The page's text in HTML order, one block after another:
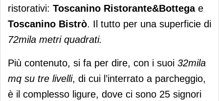
ristorativi: Toscanino Ristorante&Bottega e
Toscanino Bistrò. Il tutto per una superficie di
72mila metri quadrati.
Più contenuto, si fa per dire, con i suoi 32mila
mq su tre livelli, di cui l’interrato a parcheggio,
è il complesso ligure, dove ci sono 25 signori